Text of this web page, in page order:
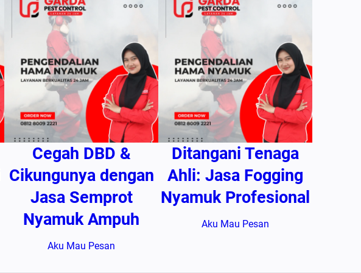
Cegah DBD &
Cikungunya dengan
Jasa Semprot
Nyamuk Ampuh
Aku Mau Pesan
Ditangani Tenaga
Ahli: Jasa Fogging
Nyamuk Profesional
Aku Mau Pesan